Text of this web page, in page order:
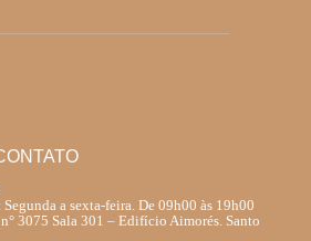
Segunda a sexta-feira. De 09h00 às 19h00
3075 Sala 301 – Edifício Aimorés. Santo